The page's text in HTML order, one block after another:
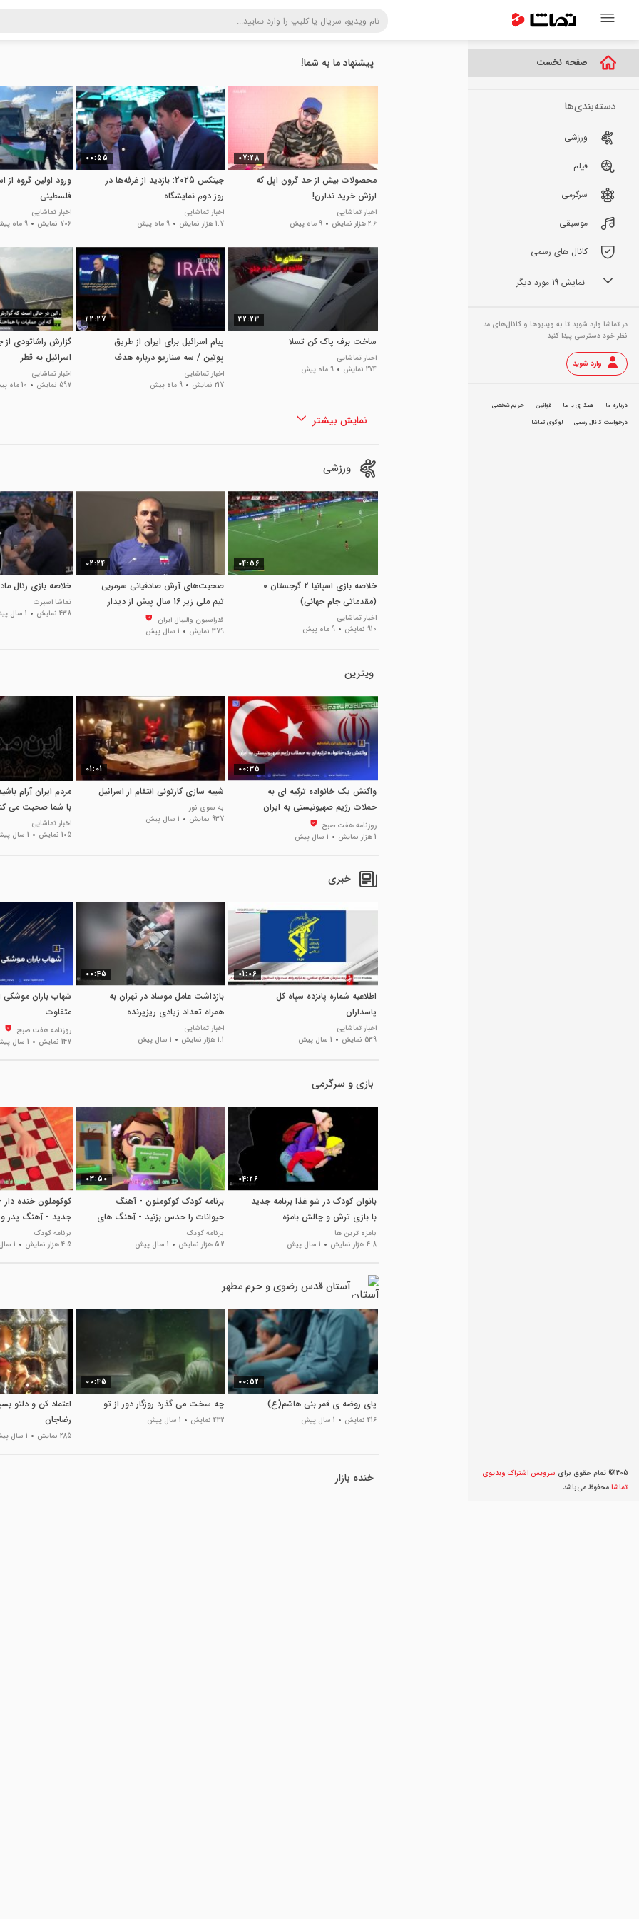
صفحه نخست
دسته‌بندی‌ها
ورزشی
فیلم
سرگرمی
موسیقی
کانال های رسمی
نمایش 19 مورد دیگر
در تماشا وارد شوید تا به ویدیو‌ها و کانال‌های مد
نظر خود دسترسی پیدا کنید
وارد شوید
درباره ما همکاری با ما قوانین
حریم شخصی
درخواست کانال رسمی
لوگوی تماشا
1405© تمام حقوق برای
سرویس اشتراک ویديوی
تماشا محفوظ می‌‌باشد.
پیشنهاد ما به شما!
07:28
محصولات بیش از حد گرون اپل که
ارزش خرید ندارن!
اخبار تماشایی
2.6 هزار نمایش
9 ماه پیش
00:55
جیتکس 2025: بازدید از غرفه‌ها در
روز دوم نمایشگاه
اخبار تماشایی
1.7 هزار نمایش
9 ماه پیش
ورود اولین گروه از
فلسطینی
اخبار تماشایی
706 نمایش
9 ماه پیش
32:23
ساخت برف پاک کن تسلا
اخبار تماشایی
274 نمایش
9 ماه پیش
22:27
پیام اسرائیل برای ایران از طریق
پوتین / سه سناریو درباره هدف
انتقال
اخبار تماشایی
217 نمایش
9 ماه پیش
گزارش راشاتودی از
اسرائیل به قطر
اخبار تماشایی
597 نمایش
10 ماه پیش
نمایش بیشتر
ورزشی
04:56
خلاصه بازی اسپانیا 2 گرجستان 0
(مقدماتی جام جهانی)
اخبار تماشایی
910 نمایش
9 ماه پیش
02:24
صحبت‌های آرش صادقیانی سرمربی
تیم ملی زیر 16 سال پیش از دیدار
مقابل اندونزی
فدراسیون والیبال ایران
379 نمایش
1 سال پیش
خلاصه بازی رئال مادرید 1 -
تماشا اسپرت
438 نمایش
1 سال پیش
ویترین
00:35
واکنش یک خانواده ترکیه ای به
حملات رژیم صهیونیستی به ایران
روزنامه هفت صبح
1 هزار نمایش
1 سال پیش
01:01
شبیه سازی کارتونی انتقام از اسرائیل
به سوی نور
937 نمایش
1 سال پیش
مردم ایران آرام
با شما صحبت می
اخبار تماشایی
105 نمایش
1 سال پیش
خبری
01:06
اطلاعیه شماره پانزده سپاه کل
پاسداران
اخبار تماشایی
539 نمایش
1 سال پیش
00:45
بازداشت عامل موساد در تهران به
همراه تعداد زیادی ریزپرنده
اخبار تماشایی
1.1 هزار نمایش
1 سال پیش
شهاب باران موشکی
متفاوت
روزنامه هفت صبح
147 نمایش
1 سال پیش
بازی و سرگرمی
04:26
بانوان کودک در شو غذا برنامه جدید
با بازی ترش و چالش بامزه
بامزه ترین ها
4.8 هزار نمایش
1 سال پیش
03:50
برنامه کودک کوکوملون - آهنگ
حیوانات را حدس بزنید - آهنگ های
کودکانه انگلیسی
برنامه کودک
5.2 هزار نمایش
1 سال پیش
کوکوملون خنده دار
جدید - آهنگ پدر
کودکانه انگلیسی
برنامه کودک
4.5 هزار نمایش
1 سال پیش
آستان قدس رضوی و حرم مطهر
00:52
پای روضه ی قمر بنی هاشم(ع)
416 نمایش 1 سال پیش
00:45
چه سخت می گذرد روزگار دور از تو
432 نمایش 1 سال پیش
اعتماد کن و دلتو
رضاجان
285 نمایش 1 سال پیش
خنده بازار